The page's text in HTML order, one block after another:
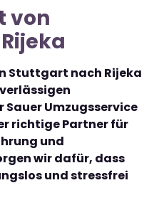
von
Stuttgart nach Rijeka
Sauer Umzugsservice
richtige Partner für
und
wir dafür, dass
und stressfrei